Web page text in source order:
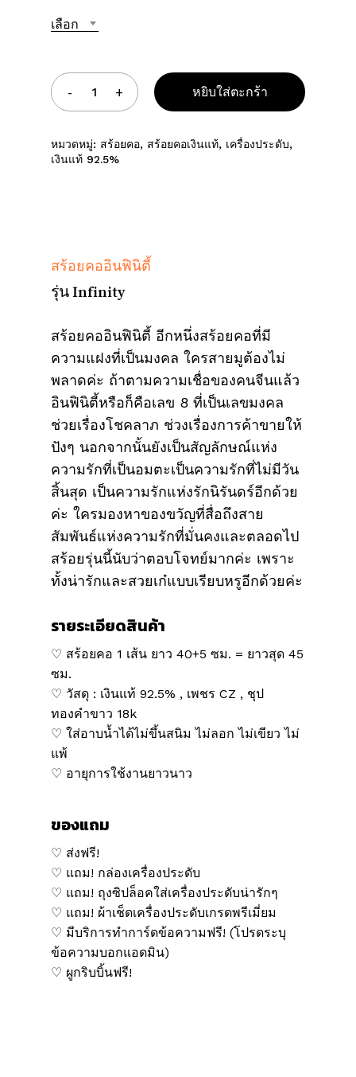
เลือก
หยิบใส่ตะกร้า
หมวดหมู่: สร้อยคอ, สร้อยคอเงินแท้, เครื่องประดับ,
เงินแท้ 92.5%
สร้อยคออินฟินิตี้
รุ่น Infinity
สร้อยคออินฟินิตี้ อีกหนึ่งสร้อยคอที่มี
ความแฝงที่เป็นมงคล ใครสายมูต้องไม่
พลาดค่ะ ถ้าตามความเชื่อของคนจีนแล้ว
อินฟินิตี้หรือก็คือเลข 8 ที่เป็นเลขมงคล
ช่วยเรื่องโชคลาภ ช่วงเรื่องการค้าขายให้
ปังๆ นอกจากนั้นยังเป็นสัญลักษณ์แห่ง
ความรักที่เป็นอมตะเป็นความรักที่ไม่มีวัน
สิ้นสุด เป็นความรักแห่งรักนิรันดร์อีกด้วย
ค่ะ ใครมองหาของขวัญที่สื่อถึงสาย
สัมพันธ์แห่งความรักที่มั่นคงและตลอดไป
สร้อยรุ่นนี้นับว่าตอบโจทย์มากค่ะ เพราะ
ทั้งน่ารักและสวยเก๋แบบเรียบหรูอีกด้วยค่ะ
รายระเอียดสินค้า
♡ สร้อยคอ 1 เส้น ยาว 40+5 ซม. = ยาวสุด 45
ซม.
♡ วัสดุ : เงินแท้ 92.5% , เพชร CZ , ชุป
ทองคำขาว 18k
♡ ใส่อาบน้ำได้ไม่ขึ้นสนิม ไม่ลอก ไม่เขียว ไม่
แพ้
♡ อายุการใช้งานยาวนาว
ของแถม
♡ ส่งฟรี!
♡ แถม! กล่องเครื่องประดับ
♡ แถม! ถุงซิปล็อคใส่เครื่องประดับน่ารักๆ
♡ แถม! ผ้าเช็ดเครื่องประดับเกรดพรีเมี่ยม
♡ มีบริการทำการ์ดข้อความฟรี! (โปรดระบุ
ข้อความบอกแอดมิน)
♡ ผูกริบบิ้นฟรี!